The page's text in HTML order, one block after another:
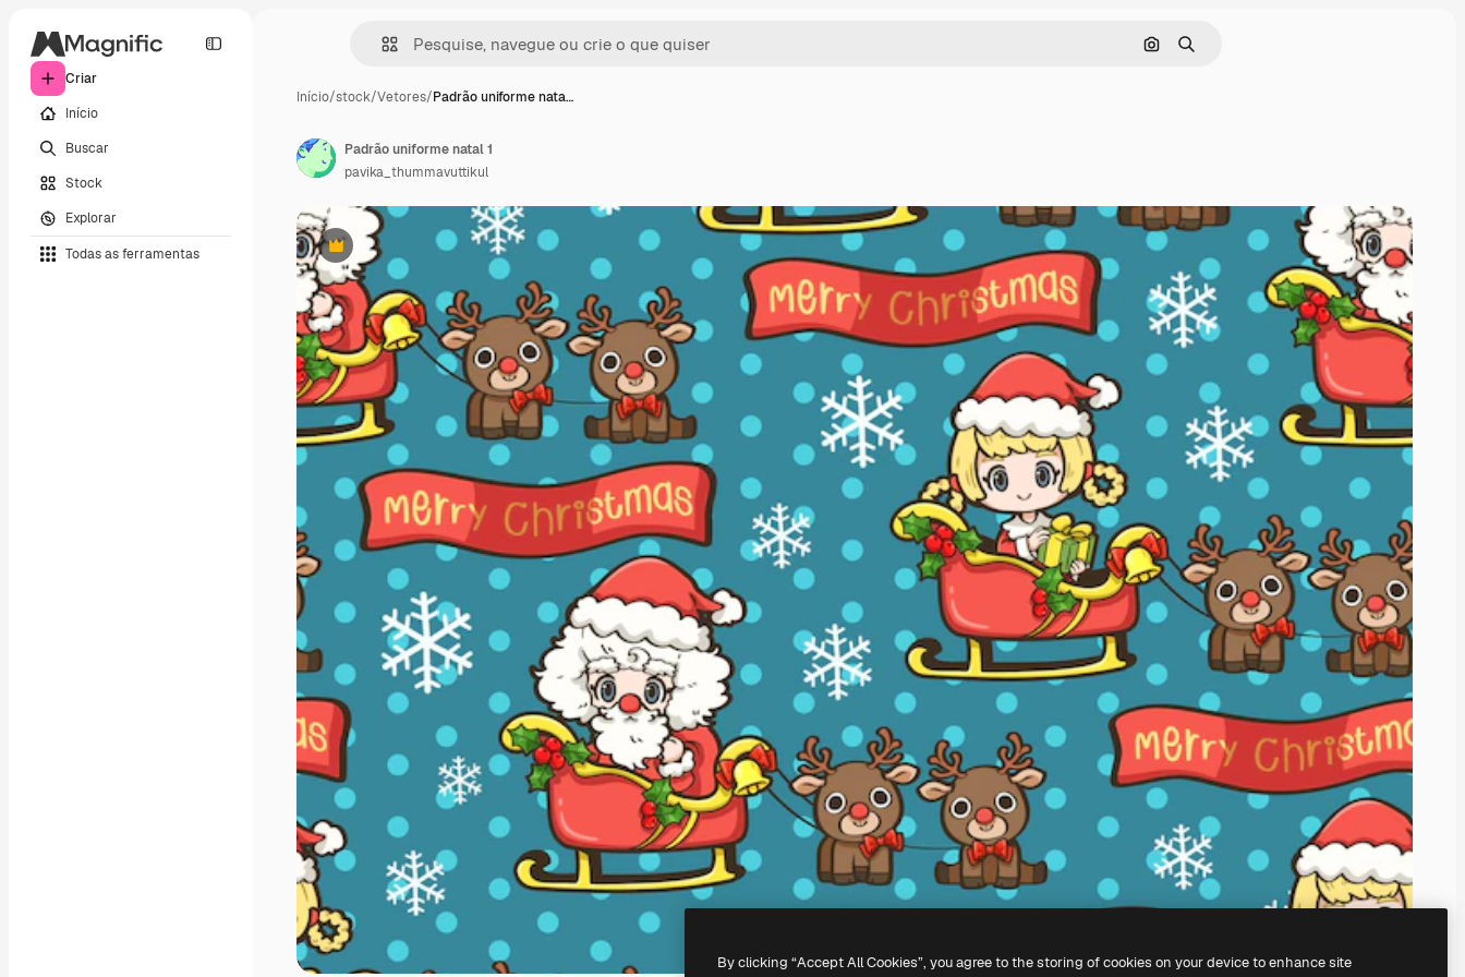
Criar
Início
Buscar
Stock
Explorar
Todas as ferramentas
Pesquisar por imagem
Buscar
Início/stock/Vetores/Padrão uniforme nata…
Premium
Padrão uniforme natal 1
pavika_thummavuttikul
By clicking “Accept All Cookies”, you agree to the storing of cookies on your device to enhance site